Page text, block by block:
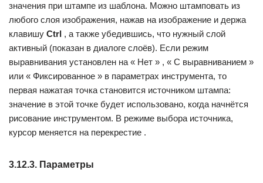
значения при штампе из шаблона. Можно штамповать из
любого слоя изображения, нажав на изображение и держа
клавишу Ctrl , а также убедившись, что нужный слой
активный (показан в диалоге слоёв). Если режим
выравнивания установлен на « Нет » , « С выравниванием »
или « Фиксированное » в параметрах инструмента, то
первая нажатая точка становится источником штампа:
значение в этой точке будет использовано, когда начнётся
рисование инструментом. В режиме выбора источника,
курсор меняется на перекрестие .
3.12.3. Параметры